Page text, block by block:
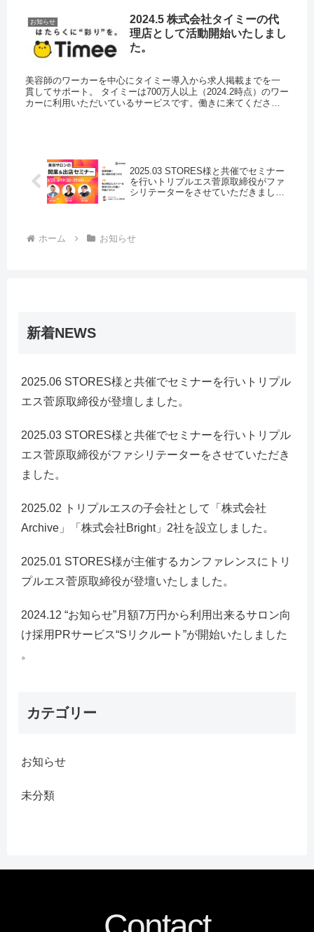
お知らせ
2024.5 株式会社タイミーの代
理店として活動開始いたしまし
た。
美容師のワーカーを中心にタイミー導入から求人掲載までを一
貫してサポート。 タイミーは700万人以上（2024.2時点）のワー
カーに利用いただいているサービスです。働きに来てくださっ
2025.03 STORES様と共催でセミナー
を行いトリプルエス菅原取締役がファ
シリテーターをさせていただきまし
ホーム お知らせ
新着NEWS
2025.06 STORES様と共催でセミナーを行いトリプル
エス菅原取締役が登壇しました。
2025.03 STORES様と共催でセミナーを行いトリプル
エス菅原取締役がファシリテーターをさせていただき
ました。
2025.02 トリプルエスの子会社として「株式会社
Archive」「株式会社Bright」2社を設立しました。
2025.01 STORES様が主催するカンファレンスにトリ
プルエス菅原取締役が登壇いたしました。
2024.12 “お知らせ”月額7万円から利用出来るサロン向
け採用PRサービス“Sリクルート”が開始いたしました
。
カテゴリー
お知らせ
未分類